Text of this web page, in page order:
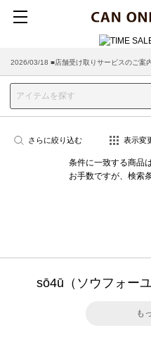
2026/03/18 ■店舗受け取りサービスのご案
さらに絞り込む 表示変
条件に一致する商品
お手数ですが、検索
sō4ū（ソウフォー
も